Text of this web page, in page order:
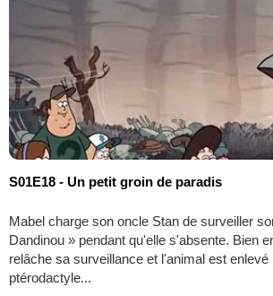
S01E18 - Un petit groin de paradis
Mabel charge son oncle Stan de surveiller
Dandinou » pendant qu'elle s'absente. Bien
relâche sa surveillance et l'animal est
ptérodactyle...